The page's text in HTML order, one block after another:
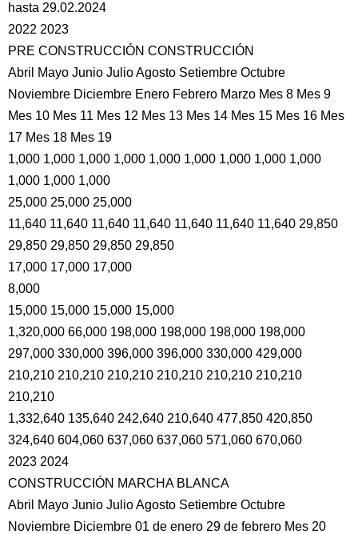
hasta 29.02.2024
2022 2023
PRE CONSTRUCCIÓN CONSTRUCCIÓN
Abril Mayo Junio Julio Agosto Setiembre Octubre
Noviembre Diciembre Enero Febrero Marzo Mes 8 Mes 9
Mes 10 Mes 11 Mes 12 Mes 13 Mes 14 Mes 15 Mes 16 Mes
17 Mes 18 Mes 19
1,000 1,000 1,000 1,000 1,000 1,000 1,000 1,000 1,000
1,000 1,000 1,000
25,000 25,000 25,000
11,640 11,640 11,640 11,640 11,640 11,640 11,640 29,850
29,850 29,850 29,850 29,850
17,000 17,000 17,000
8,000
15,000 15,000 15,000 15,000
1,320,000 66,000 198,000 198,000 198,000 198,000
297,000 330,000 396,000 396,000 330,000 429,000
210,210 210,210 210,210 210,210 210,210 210,210
210,210
1,332,640 135,640 242,640 210,640 477,850 420,850
324,640 604,060 637,060 637,060 571,060 670,060
2023 2024
CONSTRUCCIÓN MARCHA BLANCA
Abril Mayo Junio Julio Agosto Setiembre Octubre
Noviembre Diciembre 01 de enero 29 de febrero Mes 20